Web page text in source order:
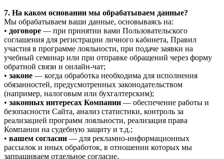
7. На каком основании мы обрабатываем данные?
Мы обрабатываем ваши данные, основываясь на:
• договоре — при принятии вами Пользовательского
соглашения для регистрации личного кабинета, Правил
участия в программе лояльности, при подаче заявки на
учебный семинар или при отправке обращений через форму
обратной связи и онлайн-чат;
• законе — когда обработка необходима для исполнения
обязанностей, предусмотренных законодательством
(например, налоговым или бухгалтерским);
• законных интересах Компании — обеспечение работы и
безопасности Сайта, анализ статистики, контроль за
реализацией программ лояльности, реализация права
Компании на судебную защиту и т.д.;
• вашем согласии — для рекламно-информационных
рассылок и иных обработок, в отношении которых мы
запрашиваем отдельное согласие.